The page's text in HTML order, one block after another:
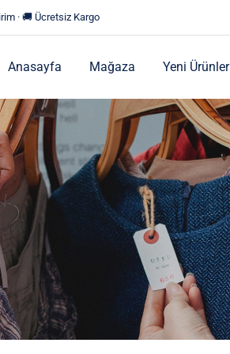
· 🚚 Ücretsiz Kargo
Anasayfa Mağaza Yeni Ürünler